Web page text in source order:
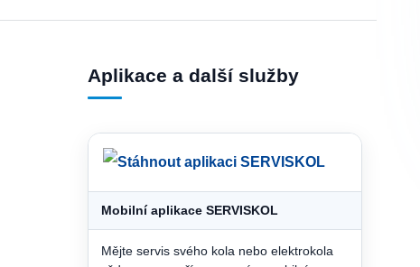
Aplikace a další služby
Mobilní aplikace SERVISKOL
Mějte servis svého kola nebo elektrokola